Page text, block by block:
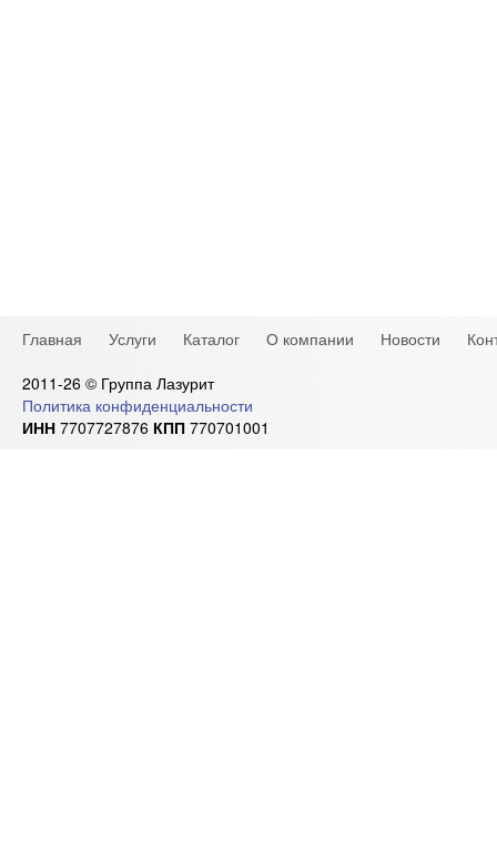
Главная Услуги Каталог О компании Новости
2011-26 © Группа Лазурит
Политика конфиденциальности
ИНН 7707727876 КПП 770701001